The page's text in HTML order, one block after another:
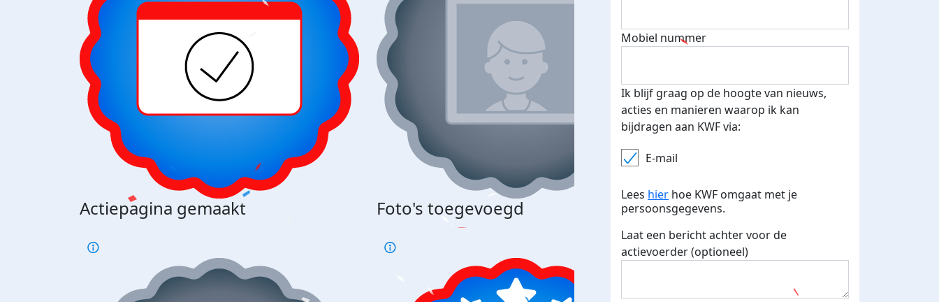
Actiepagina gemaakt Foto's toegevoegd E-mails verstuurd
Top fondsenwerver
Mobiel nummer
Ik blijf graag op de hoogte van nieuws,
acties en manieren waarop ik kan
bijdragen aan KWF via:
E-mail
Lees hier hoe KWF omgaat met je
persoonsgegevens.
Laat een bericht achter voor de
actievoerder (optioneel)